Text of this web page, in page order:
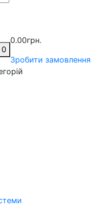
0
0.00грн.
Зробити замовлення